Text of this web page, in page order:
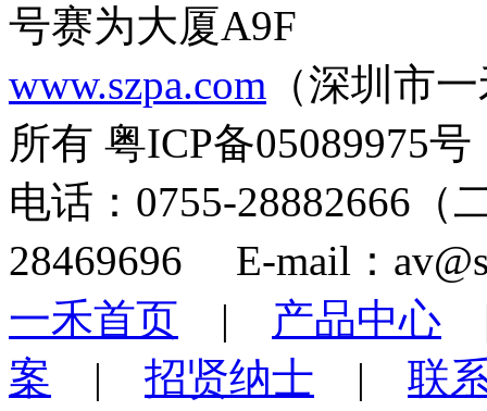
号赛为大厦A9F
www.szpa.com （深圳市
所有 粤ICP备05089975号
电话：0755-28882666
28469696 E-mail：
一禾首页 | 产品中心
案 | 招贤纳士 | 联